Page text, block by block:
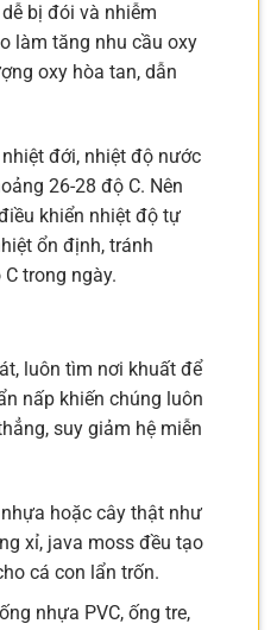
bị đói và nhiễm
làm tăng nhu cầu oxy
oxy hòa tan, dẫn
đới, nhiệt độ nước
26-28 độ C. Nên
khiển nhiệt độ tự
ổn định, tránh
trong ngày.
luôn tìm nơi khuất để
nấp khiến chúng luôn
suy giảm hệ miễn
hoặc cây thật như
xỉ, java moss đều tạo
cá con lẩn trốn.
nhựa PVC, ống tre,